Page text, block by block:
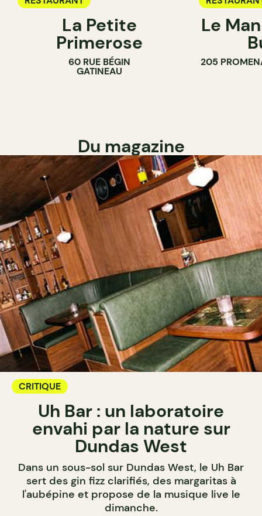
La Petite
Primerose
60 RUE BÉGIN
GATINEAU
Le
205
Du magazine
CRITIQUE
Uh Bar : un laboratoire
envahi par la nature sur
Dundas West
Dans un sous-sol sur Dundas West, le Uh Bar
sert des gin fizz clarifiés, des margaritas à
l'aubépine et propose de la musique live le
dimanche.